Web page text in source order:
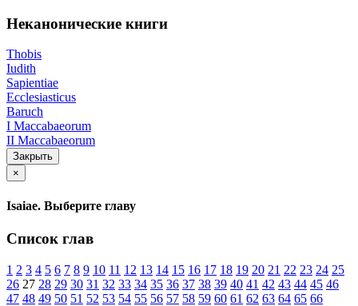
Неканонические книги
Thobis
Iudith
Sapientiae
Ecclesiasticus
Baruch
I Maccabaeorum
II Maccabaeorum
Закрыть
×
Isaiae. Выберите главу
Список глав
1 2 3 4 5 6 7 8 9 10 11 12 13 14 15 16 17 18 19 20 21 22 23 24 25
26 27 28 29 30 31 32 33 34 35 36 37 38 39 40 41 42 43 44 45 46
47 48 49 50 51 52 53 54 55 56 57 58 59 60 61 62 63 64 65 66